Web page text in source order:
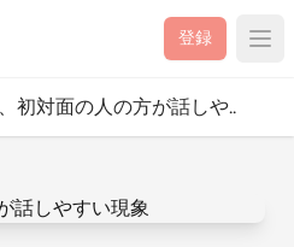
登録
初対面の人の方が話しや..